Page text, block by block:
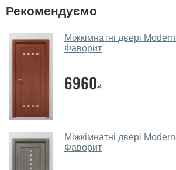
У вас великий
дверей.
міжкімнатні двері
Так. Ми консультуємо покупців
месенджери, онлайн-чат або
салоні-магазині.
Які основні особливості
Рекомендуємо
Міжкімнатні двері
Фаворит
6960₴
Міжкімнатні двері
Фаворит